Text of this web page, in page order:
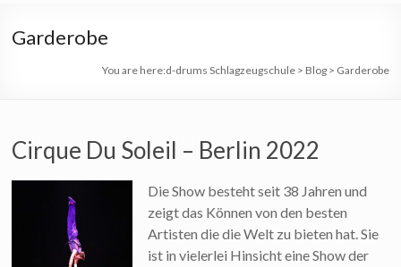
Garderobe
You are here:d-drums Schlagzeugschule> Blog> Garderobe
Cirque Du Soleil – Berlin 2022
Die Show besteht seit 38 Jahren und
zeigt das Können von den besten
Artisten die die Welt zu bieten hat. Sie
ist in vielerlei Hinsicht eine Show der